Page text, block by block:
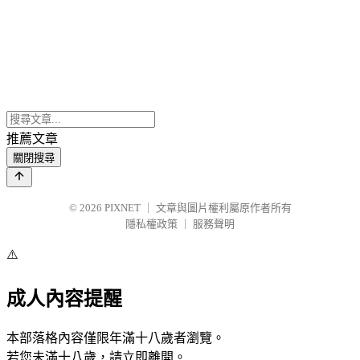
推薦文章
關閉搜尋
© 2026 PIXNET
文章與圖片權利屬原作者所有
隱私權政策
服務聲明
⚠️
成人內容提醒
本部落格內容僅限年滿十八歲者瀏覽。
若您未滿十八歲，請立即離開。